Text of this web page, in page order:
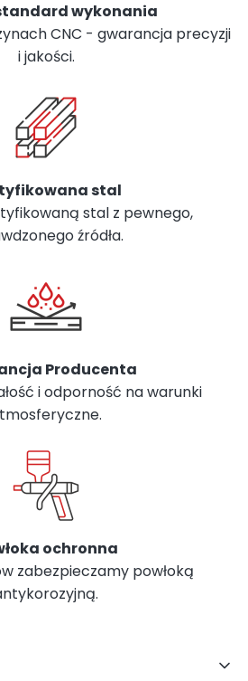
wykonania
CNC - gwarancja precyzji
i jakości.
stal
stal z pewnego,
źródła.
Producenta
i odporność na warunki
ochronna
zabezpieczamy powłoką